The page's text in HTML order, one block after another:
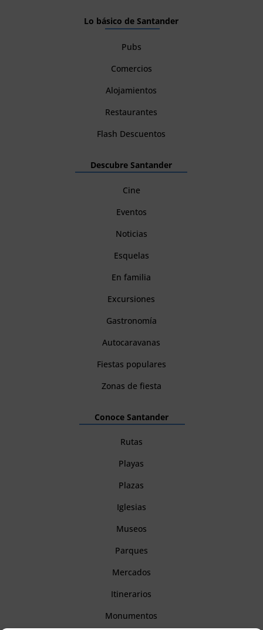
Lo básico de Santander
Pubs
Comercios
Alojamientos
Restaurantes
Flash Descuentos
Descubre Santander
Cine
Eventos
Noticias
Esquelas
En familia
Excursiones
Gastronomía
Autocaravanas
Fiestas populares
Zonas de fiesta
Conoce Santander
Rutas
Playas
Plazas
Iglesias
Museos
Parques
Mercados
Itinerarios
Monumentos